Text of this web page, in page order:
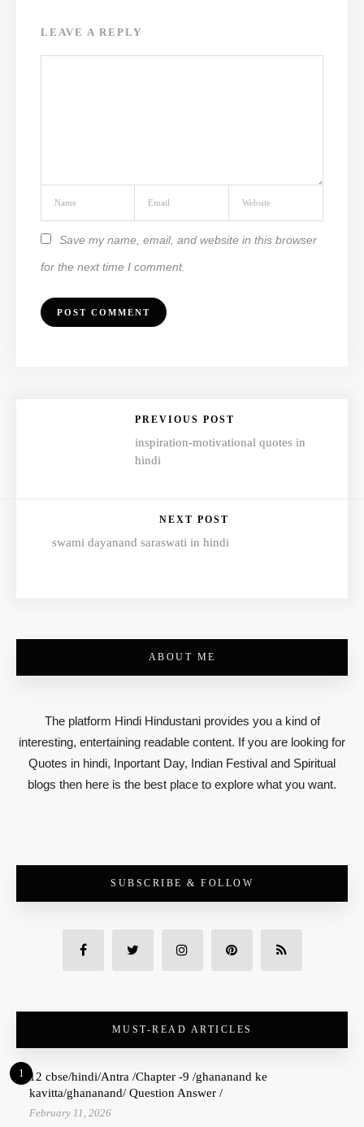
LEAVE A REPLY
Save my name, email, and website in this browser
for the next time I comment.
PREVIOUS POST
inspiration-motivational quotes in
hindi
NEXT POST
swami dayanand saraswati in hindi
ABOUT ME
The platform Hindi Hindustani provides you a kind of
interesting, entertaining readable content. If you are looking for
Quotes in hindi, Inportant Day, Indian Festival and Spiritual
blogs then here is the best place to explore what you want.
SUBSCRIBE & FOLLOW
MUST-READ ARTICLES
1 12 cbse/hindi/Antra /Chapter -9 /ghananand ke
kavitta/ghananand/ Question Answer /
February 11, 2026